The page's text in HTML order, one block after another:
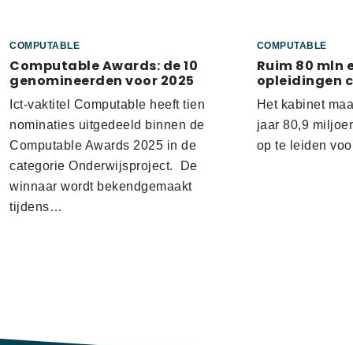
COMPUTABLE
Computable Awards: de 10
genomineerden voor 2025
Ict-vaktitel Computable heeft tien
nominaties uitgedeeld binnen de
Computable Awards 2025 in de
categorie Onderwijsproject. De
winnaar wordt bekendgemaakt
tijdens…
COMPUTABLE
Ruim 80 mln
opleidingen
Het kabinet
jaar 80,9
op te leiden